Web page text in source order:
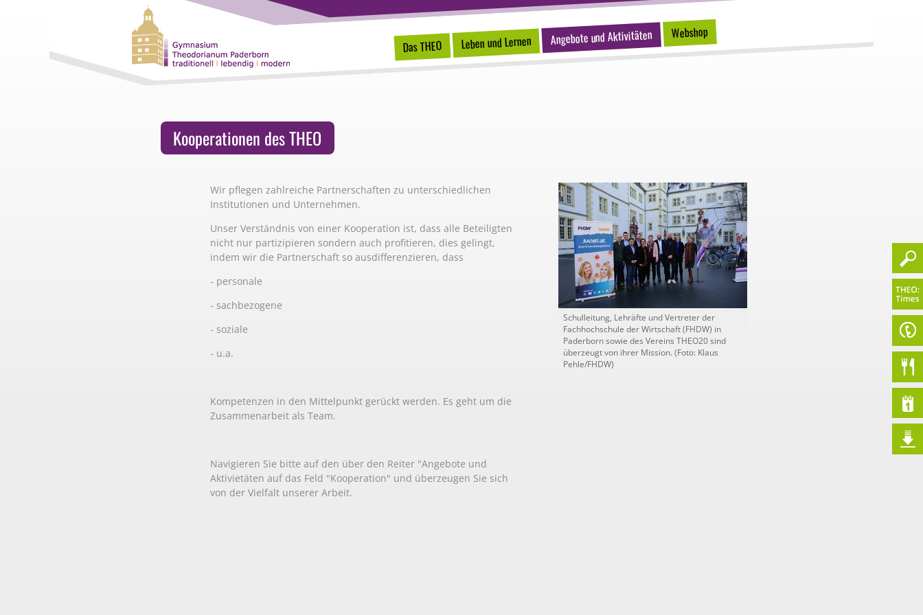
Das THEO Leben und Lernen Angebote und Aktivitäten Webshop
Kooperationen des THEO
Wir pflegen zahlreiche Partnerschaften zu unterschiedlichen
Institutionen und Unternehmen.
Unser Verständnis von einer Kooperation ist, dass alle Beteiligten
nicht nur partizipieren sondern auch profitieren, dies gelingt,
indem wir die Partnerschaft so ausdifferenzieren, dass
- personale
- sachbezogene
- soziale
- u.a.
Kompetenzen in den Mittelpunkt gerückt werden. Es geht um die
Zusammenarbeit als Team.
Navigieren Sie bitte auf den über den Reiter "Angebote und
Aktivietäten auf das Feld "Kooperation" und überzeugen Sie sich
von der Vielfalt unserer Arbeit.
Schulleitung, Lehräfte und Vertreter der
Fachhochschule der Wirtschaft (FHDW) in
Paderborn sowie des Vereins THEO20 sind
überzeugt von ihrer Mission. (Foto: Klaus
Pehle/FHDW)